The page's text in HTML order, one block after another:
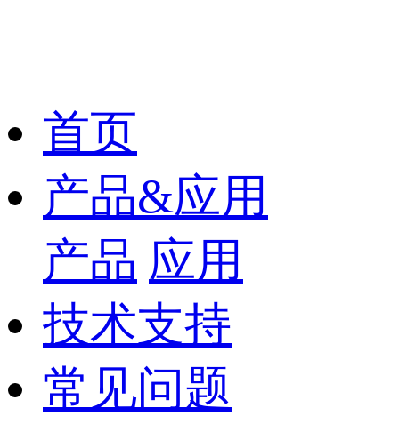
首页
产品&应用
产品 应用
技术支持
常见问题